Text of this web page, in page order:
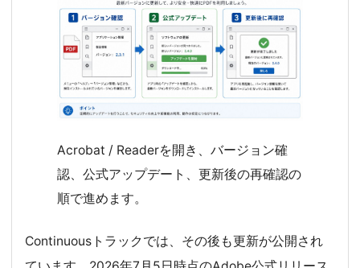
Acrobat / Readerを開き、バージョン確
認、公式アップデート、更新後の再確認の
順で進めます。
Continuousトラックでは、その後も更新が公開され